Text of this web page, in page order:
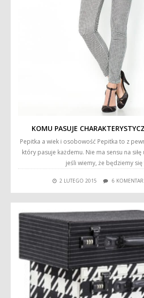
KOMU PASUJE
Pepitka a wiek i osobowość Pepitka to z
który pasuje każdemu. Nie ma sensu na
jeśli wiemy, że będziemy
2 LUTEGO 2015 6